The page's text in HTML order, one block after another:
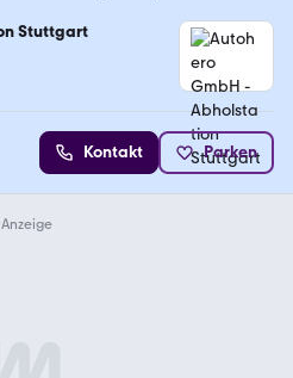
Stuttgart
Kontakt Parken